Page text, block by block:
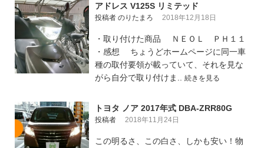
アドレス V125S リミテッド
投稿者 のりたまろ 2018年12月18日
・取り付けた商品 ＮＥＯＬ ＰＨ１１
・感想 ちょうどホームページに同一車
種の取付要領が載っていて、それを見な
がら自分で取り付けま.. 続きを見る
トヨタ ノア 2017年式 DBA-ZRR80G
投稿者 2018年11月24日
この明るさ、この白さ、しかも安い！物